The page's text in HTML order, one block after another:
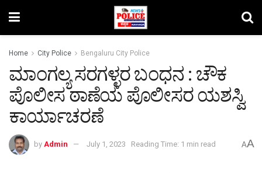
Home City Police Bengaluru City Police
ಮಾಂಗಲ್ಯ ಸರಗಳ್ಳರ ಬಂಧನ : ಚೌಕ
ಪೊಲೀಸ ಠಾಣೆಯ ಪೊಲೀಸರ ಯಶಸ್ವಿ
ಕಾರ್ಯಾಚರಣೆ
by Admin July 1, 2023 Reading Time: 1 min read AA